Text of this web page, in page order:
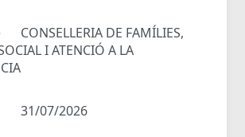
CONSELLERIA DE FAMÍLIES,
I ATENCIÓ A LA
31/07/2026